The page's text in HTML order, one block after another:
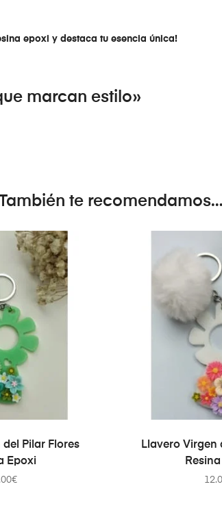
epoxi y destaca tu esencia única!
marcan estilo»
te recomendamos…
CARRITO
Pilar Flores
Epoxi
€
AÑADIR
Llavero Virgen